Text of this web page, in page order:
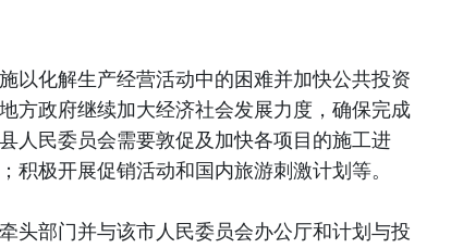
以化解生产经营活动中的困难并加快公共投资
方政府继续加大经济社会发展力度，确保完成
人民委员会需要敦促及加快各项目的施工进
积极开展促销活动和国内旅游刺激计划等。
头部门并与该市人民委员会办公厅和计划与投